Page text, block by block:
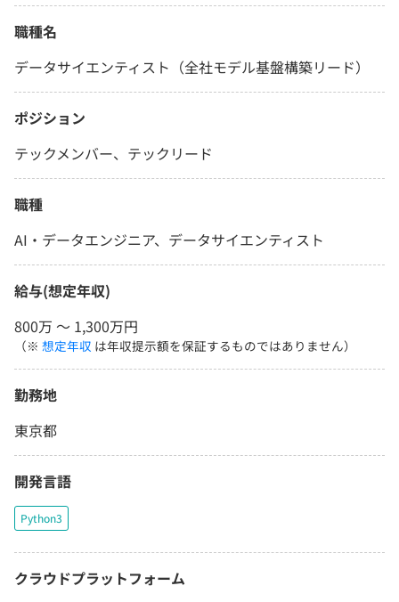
職種名
データサイエンティスト（全社モデル基盤構築リード）
ポジション
テックメンバー、テックリード
職種
AI・データエンジニア、データサイエンティスト
給与(想定年収)
800万 〜 1,300万円
（※ 想定年収 は年収提示額を保証するものではありません）
勤務地
東京都
開発言語
Python3
クラウドプラットフォーム